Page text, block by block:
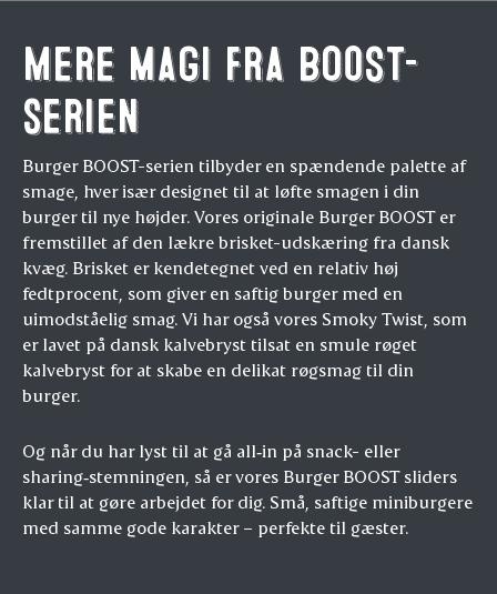
Mere magi fra BOOST-
serien
Burger BOOST-serien tilbyder en spændende palette af
smage, hver især designet til at løfte smagen i din
burger til nye højder. Vores originale Burger BOOST er
fremstillet af den lækre brisket-udskæring fra dansk
kvæg. Brisket er kendetegnet ved en relativ høj
fedtprocent, som giver en saftig burger med en
uimodståelig smag. Vi har også vores Smoky Twist, som
er lavet på dansk kalvebryst tilsat en smule røget
kalvebryst for at skabe en delikat røgsmag til din
burger.
Og når du har lyst til at gå all‑in på snack- eller
sharing‑stemningen, så er vores Burger BOOST sliders
klar til at gøre arbejdet for dig. Små, saftige miniburgere
med samme gode karakter – perfekte til gæster.